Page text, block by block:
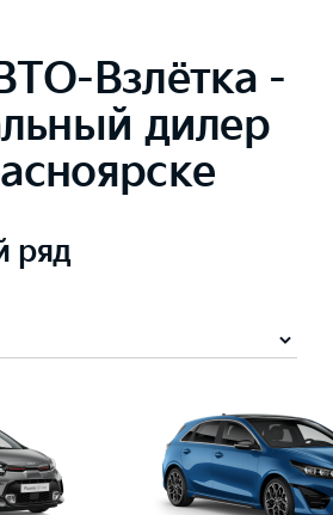
Взлётка -
дилер
ряд